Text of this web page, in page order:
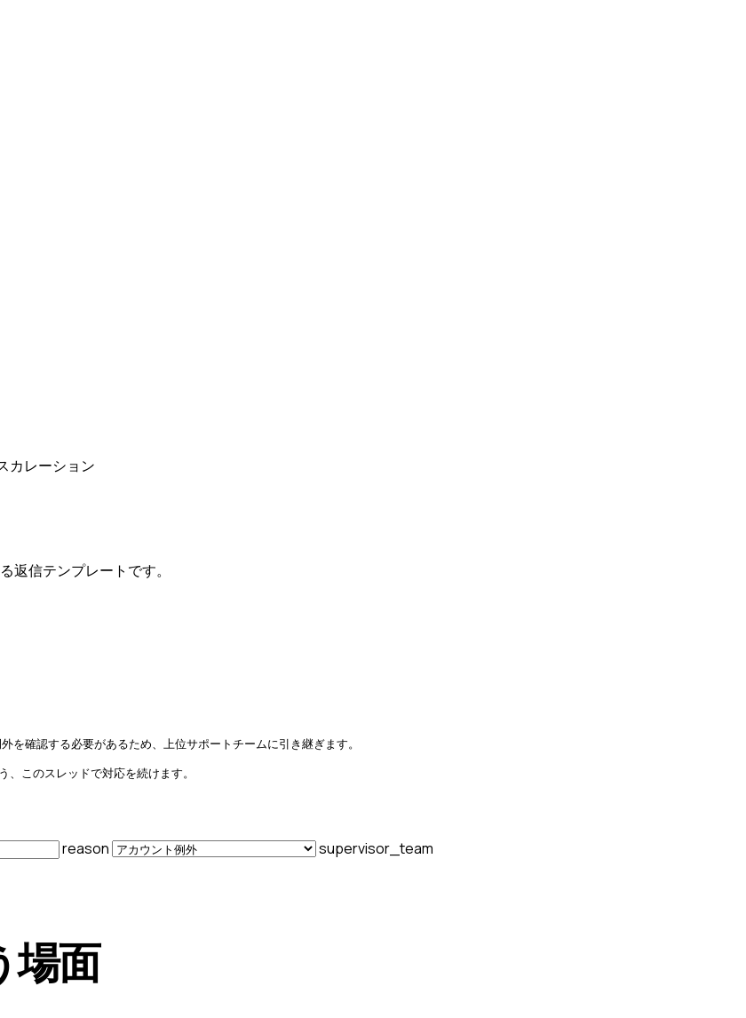
カレーション
返信テンプレートです。
確認する必要があるため、上位サポートチームに引き継ぎます。
このスレッドで対応を続けます。
reason
supervisor_team
場面